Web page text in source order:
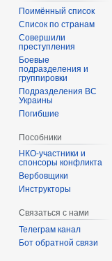
Поимённый список
Список по странам
Совершили
преступления
Боевые
подразделения и
группировки
Подразделения ВС
Украины
Погибшие
Пособники
спонсоры конфликта
‏‎Вербовщики
Инструкторы
Связаться с нами
Телеграм канал
Бот обратной связи